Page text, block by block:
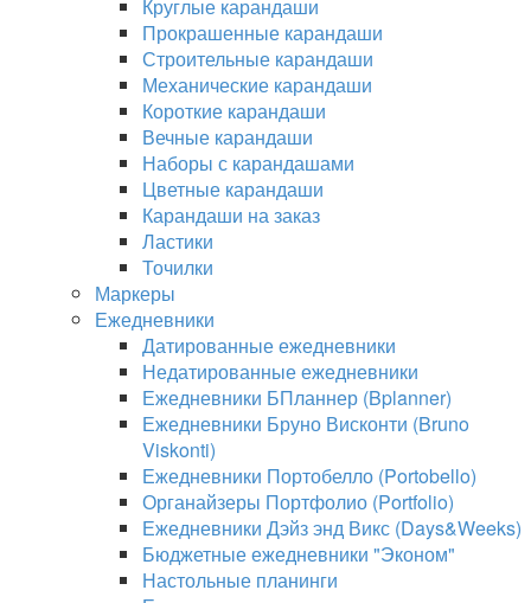
Круглые карандаши
Прокрашенные карандаши
Строительные карандаши
Механические карандаши
Короткие карандаши
Вечные карандаши
Наборы с карандашами
Цветные карандаши
Карандаши на заказ
Ластики
Точилки
Маркеры
Ежедневники
Датированные ежедневники
Недатированные ежедневники
Ежедневники БПланнер (Bplanner)
Ежедневники Бруно Висконти (Bruno
Viskonti)
Ежедневники Портобелло (Portobello)
Органайзеры Портфолио (Portfolio)
Ежедневники Дэйз энд Викс (Days&Weeks)
Бюджетные ежедневники "Эконом"
Настольные планинги